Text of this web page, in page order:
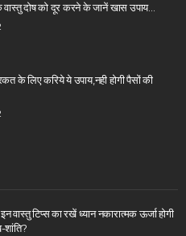
दोष को दूर करने के जानें खास उपाय…
के लिए करिये ये उपाय,नही होगी पैसों की
वास्तु टिप्स का रखें ध्यान नकारात्मक ऊर्जा होगी